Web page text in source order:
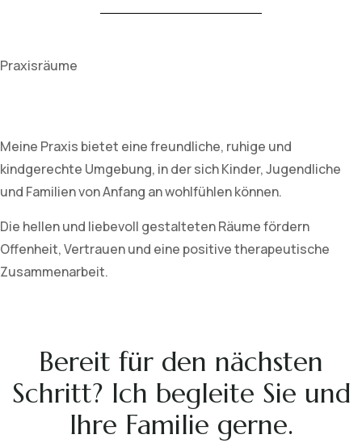
Praxisräume
Meine Praxis bietet eine freundliche, ruhige und
kindgerechte Umgebung, in der sich Kinder, Jugendliche
und Familien von Anfang an wohlfühlen können.
Die hellen und liebevoll gestalteten Räume fördern
Offenheit, Vertrauen und eine positive therapeutische
Zusammenarbeit.
Bereit für den nächsten
Schritt? Ich begleite Sie und
Ihre Familie gerne.